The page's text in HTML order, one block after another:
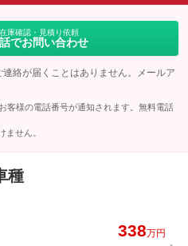
庫確認・見積り依頼
でお問い合わせ
絡が届くことはありません。メールア
客様の電話番号が通知されます。無料電話
ません。
種
338万円